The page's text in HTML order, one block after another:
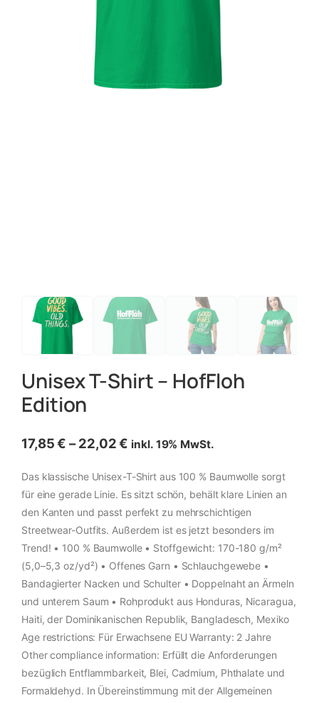
Unisex T-Shirt – HofFloh
Edition
17,85€ –22,02€ inkl. 19% MwSt.
Das klassische Unisex-T-Shirt aus 100 % Baumwolle sorgt
für eine gerade Linie. Es sitzt schön, behält klare Linien an
den Kanten und passt perfekt zu mehrschichtigen
Streetwear-Outfits. Außerdem ist es jetzt besonders im
Trend! • 100 % Baumwolle • Stoffgewicht: 170-180 g/m²
(5,0–5,3 oz/yd²) • Offenes Garn • Schlauchgewebe •
Bandagierter Nacken und Schulter • Doppelnaht an Ärmeln
und unterem Saum • Rohprodukt aus Honduras, Nicaragua,
Haiti, der Dominikanischen Republik, Bangladesch, Mexiko
Age restrictions: Für Erwachsene EU Warranty: 2 Jahre
Other compliance information: Erfüllt die Anforderungen
bezüglich Entflammbarkeit, Blei, Cadmium, Phthalate und
Formaldehyd. In Übereinstimmung mit der Allgemeinen